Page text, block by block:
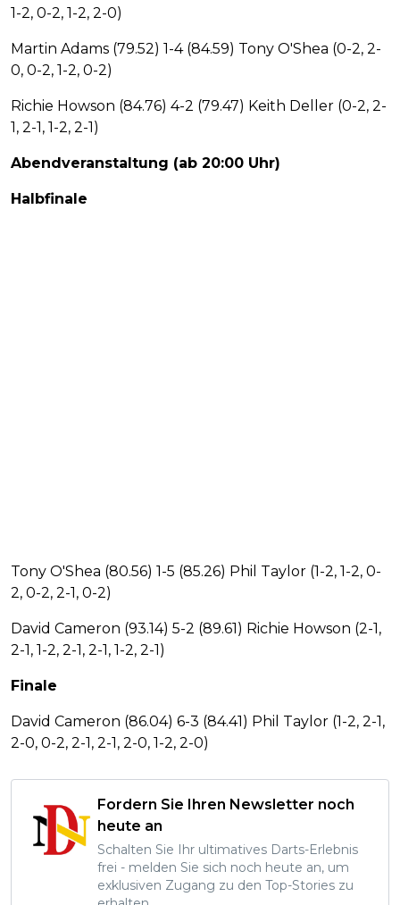
1-2, 0-2, 1-2, 2-0)
Martin Adams (79.52) 1-4 (84.59) Tony O'Shea (0-2, 2-
0, 0-2, 1-2, 0-2)
Richie Howson (84.76) 4-2 (79.47) Keith Deller (0-2, 2-
1, 2-1, 1-2, 2-1)
Abendveranstaltung (ab 20:00 Uhr)
Halbfinale
Tony O'Shea (80.56) 1-5 (85.26) Phil Taylor (1-2, 1-2, 0-
2, 0-2, 2-1, 0-2)
David Cameron (93.14) 5-2 (89.61) Richie Howson (2-1,
2-1, 1-2, 2-1, 2-1, 1-2, 2-1)
Finale
David Cameron (86.04) 6-3 (84.41) Phil Taylor (1-2, 2-1,
2-0, 0-2, 2-1, 2-1, 2-0, 1-2, 2-0)
Fordern Sie Ihren Newsletter noch
heute an
Schalten Sie Ihr ultimatives Darts-Erlebnis
frei - melden Sie sich noch heute an, um
exklusiven Zugang zu den Top-Stories zu